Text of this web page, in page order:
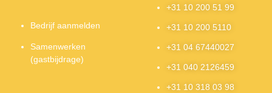
Bedrijf aanmelden
Samenwerken
(gastbijdrage)
+31 10 200 51 99
+31 10 200 5110
+31 04 67440027
+31 040 2126459
+31 10 318 03 98